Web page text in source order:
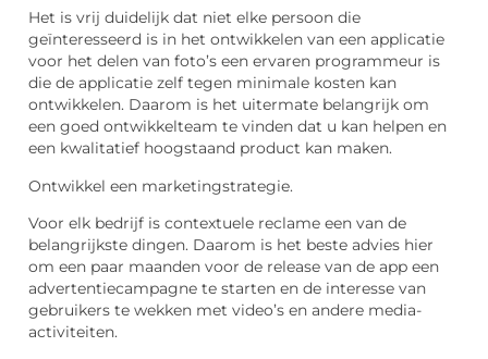
Het is vrij duidelijk dat niet elke persoon die
geïnteresseerd is in het ontwikkelen van een applicatie
voor het delen van foto’s een ervaren programmeur is
die de applicatie zelf tegen minimale kosten kan
ontwikkelen. Daarom is het uitermate belangrijk om
een ​​goed ontwikkelteam te vinden dat u kan helpen en
een kwalitatief hoogstaand product kan maken.
Ontwikkel een marketingstrategie.
Voor elk bedrijf is contextuele reclame een van de
belangrijkste dingen. Daarom is het beste advies hier
om een ​​paar maanden voor de release van de app een
advertentiecampagne te starten en de interesse van
gebruikers te wekken met video’s en andere media-
activiteiten.